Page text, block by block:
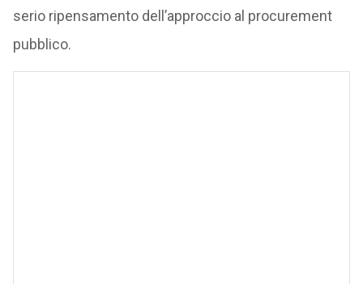
serio ripensamento dell’approccio al procurement
pubblico.